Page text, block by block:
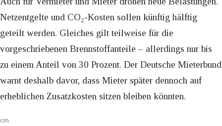
Netzentgelte und CO₂-Kosten sollen künftig hälftig
geteilt werden. Gleiches gilt teilweise für die
vorgeschriebenen Brennstoffanteile – allerdings nur bis
zu einem Anteil von 30 Prozent. Der Deutsche Mieterbund
warnt deshalb davor, dass Mieter später dennoch auf
erheblichen Zusatzkosten sitzen bleiben könnten.
cm